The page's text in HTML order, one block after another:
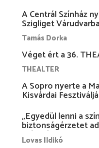
A Centrál Színház
Szigliget
Tamás Dorka
Véget ért a 36.
THEALTER
A Sopro nyerte a
Kisvárdai
„Egyedül lenni a
biztonságérzetet
más nélkül is
Lovas Ildikó